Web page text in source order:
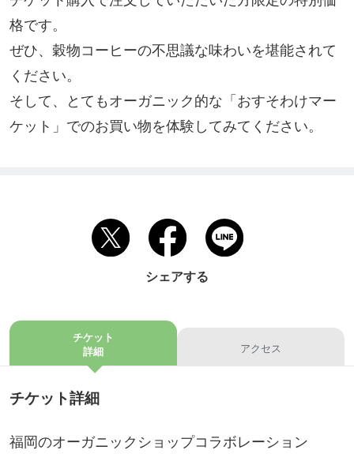
格です。
ぜひ、穀物コーヒーの不思議な味わいを堪能されて
ください。
そして、とてもオーガニック的な「おすそわけマー
ケット」でのお買い物を体験してみてください。
シェアする
チケット
詳細
アクセス
チケット詳細
福岡のオーガニックショップコラボレーション